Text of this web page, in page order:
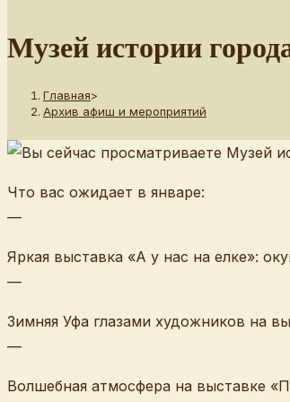
сайту
Музей истории
Главная>
Архив афиш и мероприятий
Что вас ожидает в январе:
—
Яркая выставка «А у нас на елке»:
—
Зимняя Уфа глазами художников на
—
Волшебная атмосфера на выставке